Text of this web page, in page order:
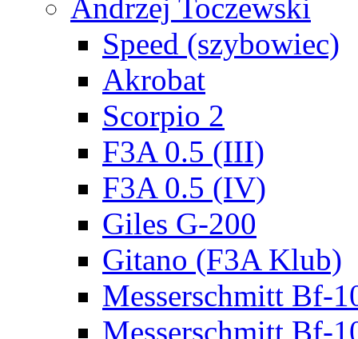
Andrzej Toczewski
Speed (szybowiec)
Akrobat
Scorpio 2
F3A 0.5 (III)
F3A 0.5 (IV)
Giles G-200
Gitano (F3A Klub)
Messerschmitt Bf-
Messerschmitt Bf-